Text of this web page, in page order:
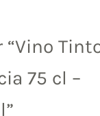
“Vino
75 cl –